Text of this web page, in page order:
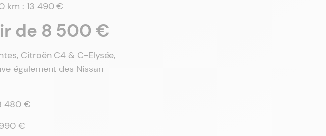
km : 13 490 €
de 8 500 €
Citroën C4 & C-Elysée,
également des Nissan
480 €
990 €